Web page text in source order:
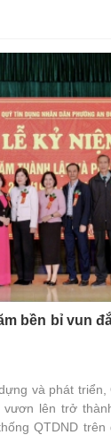
bền bỉ vun
và phát
lên trở
QTDND